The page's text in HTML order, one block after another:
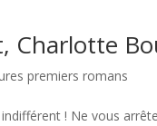
Charlotte
premiers romans
! Ne vous